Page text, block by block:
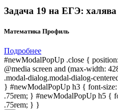
Задача 19 на ЕГЭ:
Математика Профиль
Подробнее
#newModalPopUp .close {
@media screen and (max-width:
.modal-dialog.modal-dialog-
} #newModalPopUp h3 { font-
.75rem; } #newModalPopUp h5 {
.75rem; } }